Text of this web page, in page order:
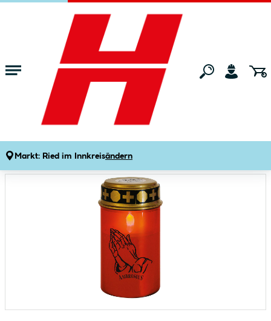
Zum Hauptinhalt springen
Markt: Ried im Innkreisändern
Wohnen Wohnaccessoires
Grablicht Ambrosius mit Batterien rot